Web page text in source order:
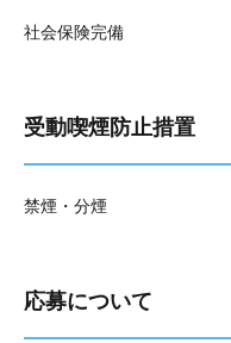
社会保険完備
受動喫煙防止措置
禁煙・分煙
応募について